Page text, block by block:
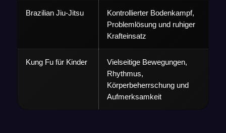
Brazilian Jiu-Jitsu
Kontrollierter Bodenkampf,
Problemlösung und ruhiger
Krafteinsatz
Kung Fu für Kinder
Vielseitige Bewegungen,
Rhythmus,
Körperbeherrschung und
Aufmerksamkeit